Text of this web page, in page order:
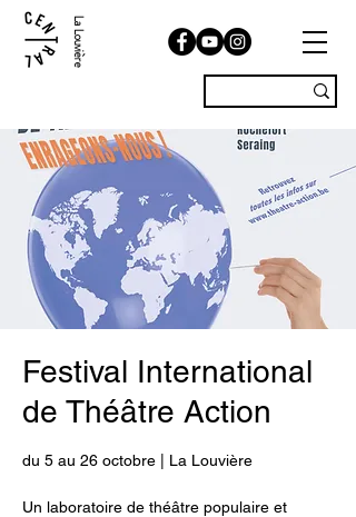
La Louvière
Festival International
de Théâtre Action
du 5 au 26 octobre | La Louvière
Un laboratoire de théâtre populaire et